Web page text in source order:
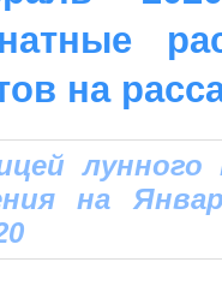
на
лунного
на